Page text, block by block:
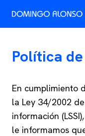
Política
En cumplimiento
la Ley 34/2002
información
le informamos